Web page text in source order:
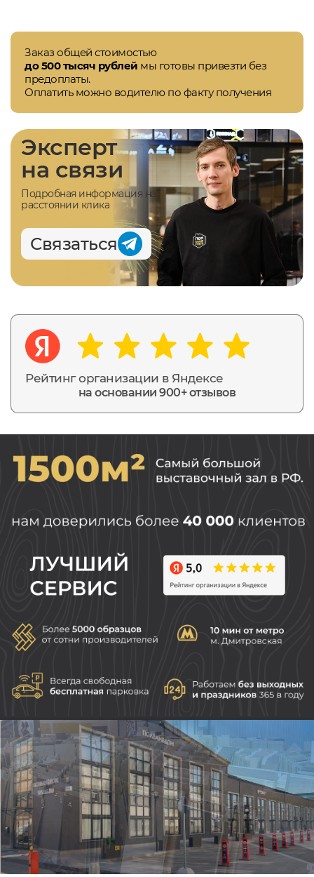
Заказ общей стоимостью
до 500 тысяч рублей мы готовы привезти без
предоплаты.
Оплатить можно водителю по факту получения
Рейтинг организации в Яндексе
на основании 900+ отзывов
Эксперт
на связи
Подробная информация на
расстоянии клика
Связаться